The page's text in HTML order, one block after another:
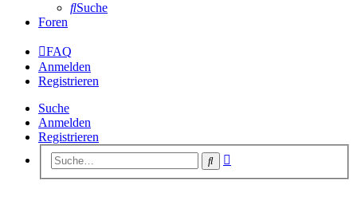
Suche
Foren
FAQ
Anmelden
Registrieren
Suche
Anmelden
Registrieren
Suche